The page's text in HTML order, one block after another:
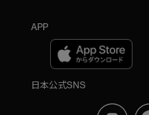
APP
日本公式SNS